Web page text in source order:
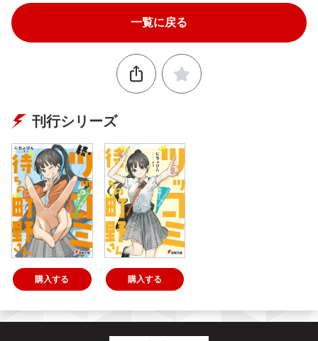
一覧に戻る
刊行シリーズ
購入する 購入する